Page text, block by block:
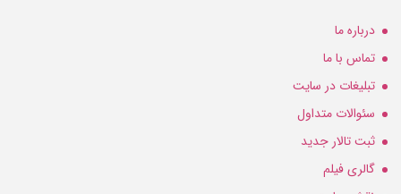
درباره ما
تماس با ما
تبلیغات در سایت
سئوالات متداول
ثبت تالار جدید
گالری فیلم